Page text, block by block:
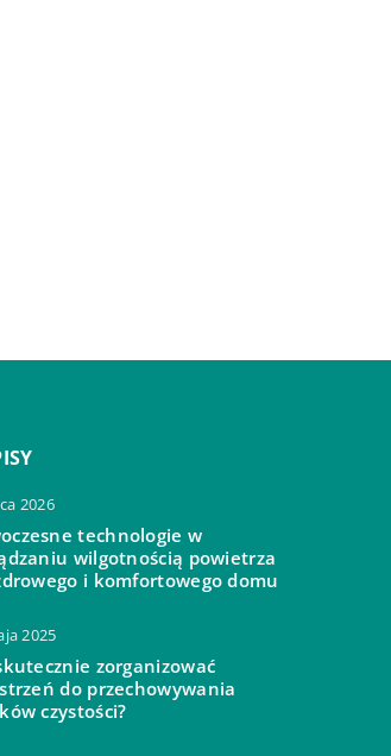
2026
technologie w
wilgotnością powietrza
i komfortowego domu
2025
zorganizować
do przechowywania
czystości?